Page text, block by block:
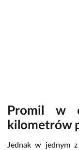
Promil w
kilometrów
Jednak w jednym